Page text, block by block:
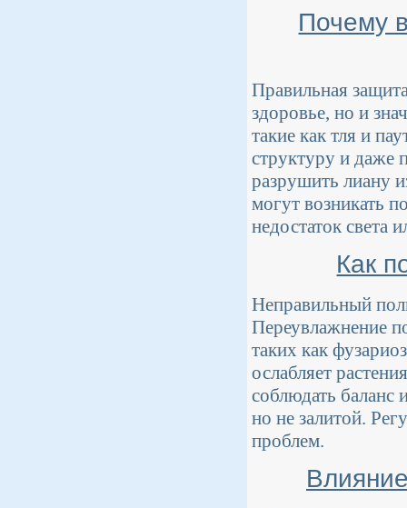
Почему
Правильная
здоровье, но и
такие как тля и
структуру и даже
разрушить лиану
могут возникать
недостаток света
Как
Неправильный
Переувлажнение
таких как
ослабляет
соблюдать баланс
но не залитой.
проблем.